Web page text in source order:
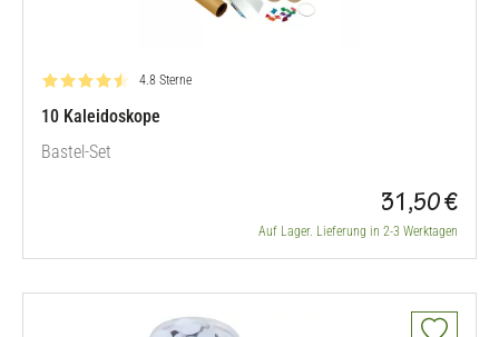
Bewertung: 4.8 von 5
4.8 Sterne
10 Kaleidoskope
Bastel-Set
31,50 €
Auf Lager. Lieferung in 2-3 Werktagen